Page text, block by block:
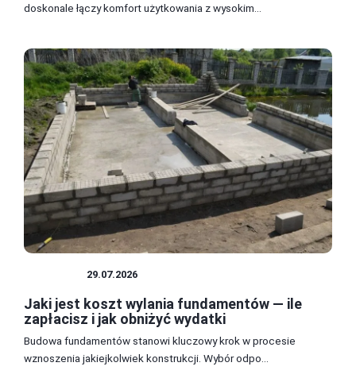
doskonale łączy komfort użytkowania z wysokim...
29.07.2026
Jaki jest koszt wylania fundamentów — ile
zapłacisz i jak obniżyć wydatki
Budowa fundamentów stanowi kluczowy krok w procesie
wznoszenia jakiejkolwiek konstrukcji. Wybór odpo...